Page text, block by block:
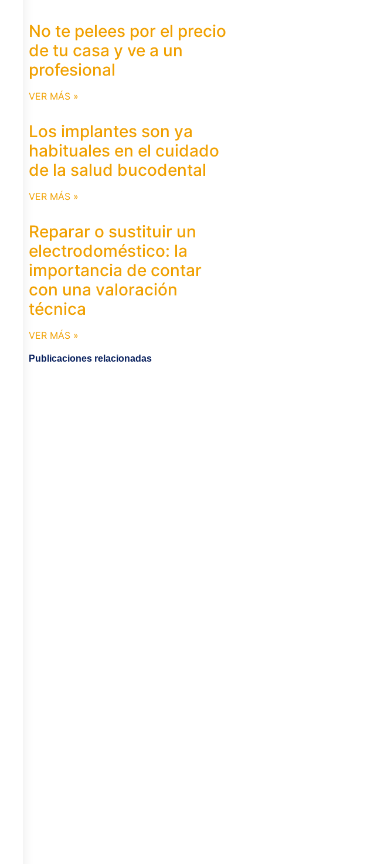
No te pelees por el precio
de tu casa y ve a un
profesional
VER MÁS »
Los implantes son ya
habituales en el cuidado
de la salud bucodental
VER MÁS »
Reparar o sustituir un
electrodoméstico: la
importancia de contar
con una valoración
técnica
VER MÁS »
Publicaciones relacionadas